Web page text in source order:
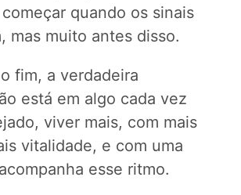
quando os sinais
mas muito antes disso.
fim, a verdadeira
está em algo cada vez
viver mais, com mais
vitalidade, e com uma
esse ritmo.